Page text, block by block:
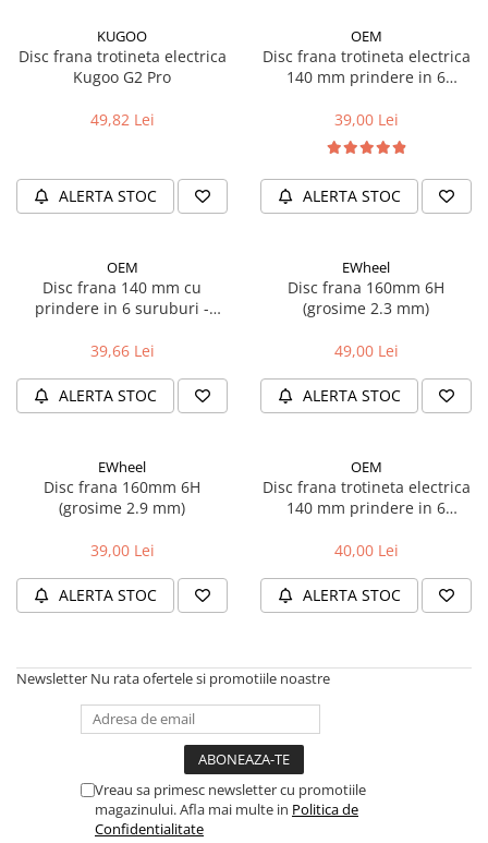
Coliere si cleme sa
Angrenaje bicicleta
Angrenaj pedalier
Butuci pedalieri
Schimbator de viteze bicicleta
Schimbatoare fata
Manete schimbator si frana
Manete frana bicicleta
Manete schimbator bicicleta
Rulmenti si coronite
Casca bicicleta
Sosete
Manusi bicicleta
Imbracaminte ciclism barbati
Imbracaminte ciclism dama
KUGOO
Disc frana trotineta electrica
Kugoo G2 Pro
49,82 Lei
ALERTA STOC
OEM
Disc frana trotineta electrica
140 mm prindere in 6
39,00 Lei
ALERTA STOC
OEM
Disc frana 140 mm cu
prindere in 6 suruburi -
39,66 Lei
ALERTA STOC
EWheel
Disc frana 160mm 6H
(grosime 2.3 mm)
49,00 Lei
ALERTA STOC
EWheel
Disc frana 160mm 6H
(grosime 2.9 mm)
39,00 Lei
ALERTA STOC
OEM
Disc frana trotineta electrica
140 mm prindere in 6
40,00 Lei
ALERTA STOC
Newsletter Nu rata ofertele si promotiile noastre
Vreau sa primesc newsletter cu promotiile
magazinului. Afla mai multe in Politica de
Confidentialitate